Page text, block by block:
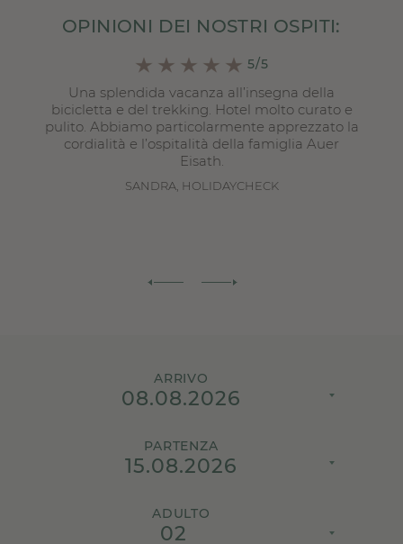
OPINIONI DEI NOSTRI OSPITI:
5/5
Una splendida vacanza all’insegna della
bicicletta e del trekking. Hotel molto curato e
pulito. Abbiamo particolarmente apprezzato la
cordialità e l’ospitalità della famiglia Auer
Eisath.
SANDRA, HOLIDAYCHECK
ARRIVO
PARTENZA
ADULTO
02